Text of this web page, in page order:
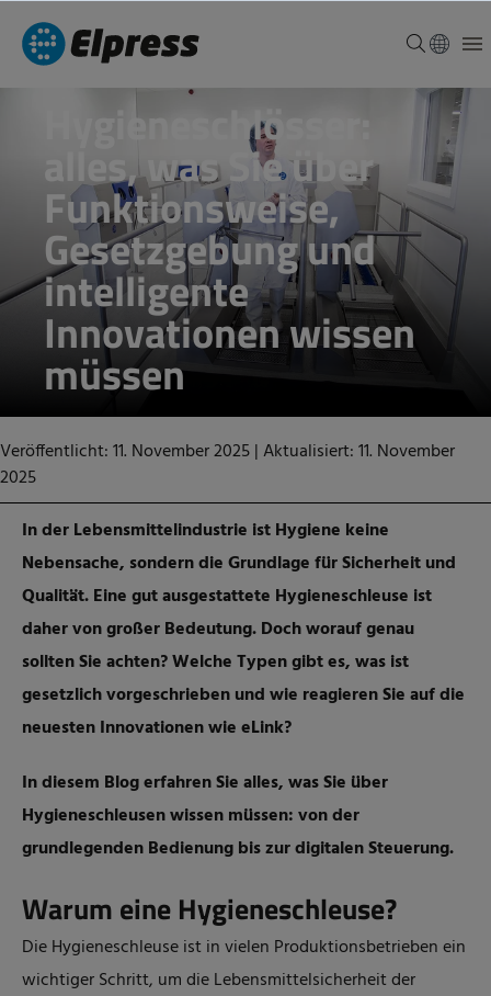
Hygieneschlösser:
alles, was Sie über
Funktionsweise,
Gesetzgebung und
intelligente
Innovationen wissen
müssen
Veröffentlicht: 11. November 2025|Aktualisiert: 11. November
2025
In der Lebensmittelindustrie ist Hygiene keine
Nebensache, sondern die Grundlage für Sicherheit und
Qualität. Eine gut ausgestattete Hygieneschleuse ist
daher von großer Bedeutung. Doch worauf genau
sollten Sie achten? Welche Typen gibt es, was ist
gesetzlich vorgeschrieben und wie reagieren Sie auf die
neuesten Innovationen wie eLink?
In diesem Blog erfahren Sie alles, was Sie über
Hygieneschleusen wissen müssen: von der
grundlegenden Bedienung bis zur digitalen Steuerung.
Warum eine Hygieneschleuse?
Die Hygieneschleuse ist in vielen Produktionsbetrieben ein
wichtiger Schritt, um die Lebensmittelsicherheit der